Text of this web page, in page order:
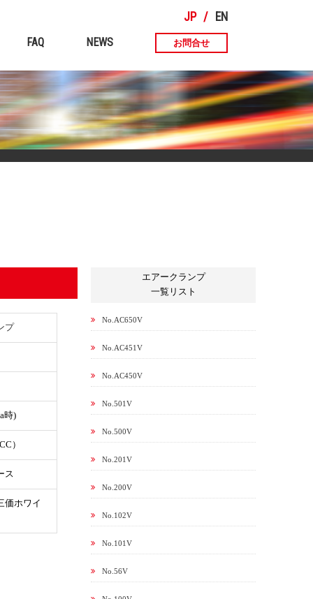
EN
JP
FAQ NEWS お問合せ
プ
時)
）
ス
価ホワイ
エアークランプ
一覧リスト
No.AC650V
No.AC451V
No.AC450V
No.501V
No.500V
No.201V
No.200V
No.102V
No.101V
No.56V